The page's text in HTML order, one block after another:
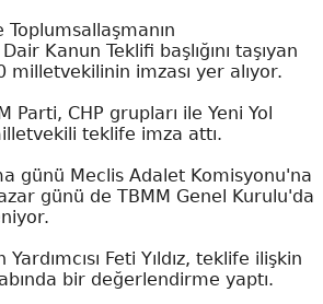
Toplumsallaşmanın
Kanun Teklifi başlığını taşıyan
imzası yer alıyor.
Parti, CHP grupları ile Yeni Yol
teklife imza attı.
günü Meclis Adalet Komisyonu'na
günü de TBMM Genel Kurulu'da
Feti Yıldız, teklife ilişkin
bir değerlendirme yaptı.